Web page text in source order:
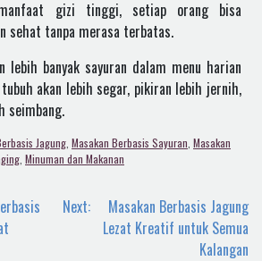
gizi tinggi, setiap orang bisa
sehat tanpa merasa terbatas.
lebih banyak sayuran dalam menu harian
akan lebih segar, pikiran lebih jernih,
seimbang.
Jagung Masakan Berbasis Sayuran Masakan
Minuman dan Makanan
Next:
Masakan Berbasis Jagung
Lezat Kreatif untuk Semua
Kalangan